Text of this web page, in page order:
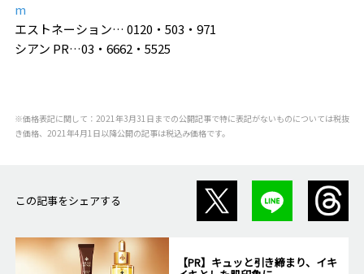
m
エストネーション… 0120・503・971
シアン PR…03・6662・5525
※価格表記に関して：2021年3月31日までの公開記事で特に表記がないものについては税抜
き価格、2021年4月1日以降公開の記事は税込み価格です。
この記事をシェアする
【PR】キュッと引き締まり、イキ